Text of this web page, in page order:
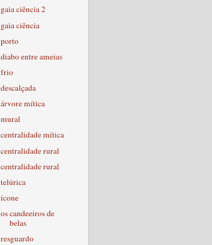
gaia ciência 2
gaia ciência
porto
diabo entre ameias
frio
descalçada
árvore mítica
mural
centralidade mítica
centralidade rural
centralidade rural
telúrica
ícone
os candeeiros de
belas
resguardo